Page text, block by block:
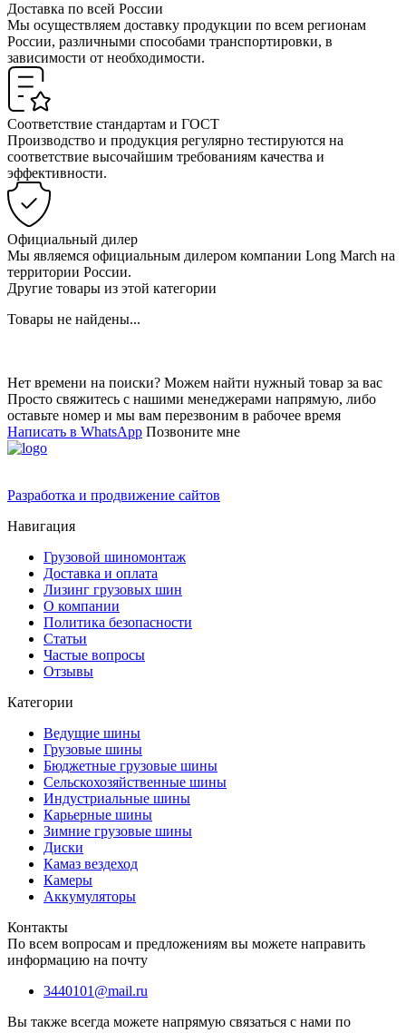
Доставка по всей России
Мы осуществляем доставку продукции по всем регионам
России, различными способами транспортировки, в
зависимости от необходимости.
Соответствие стандартам и ГОСТ
Производство и продукция регулярно тестируются на
соответствие высочайшим требованиям качества и
эффективности.
Официальный дилер
Мы являемся официальным дилером компании Long March на
территории России.
Другие товары из этой категории
Товары не найдены...
Нет времени на поиски? Можем найти нужный товар за вас
Просто свяжитесь с нашими менеджерами напрямую, либо
оставьте номер и мы вам перезвоним в рабочее время
Написать в WhatsApp Позвоните мне
Разработка и продвижение сайтов
Навигация
Грузовой шиномонтаж
Доставка и оплата
Лизинг грузовых шин
О компании
Политика безопасности
Статьи
Частые вопросы
Отзывы
Категории
Ведущие шины
Грузовые шины
Бюджетные грузовые шины
Сельскохозяйственные шины
Индустриальные шины
Карьерные шины
Зимние грузовые шины
Диски
Камаз вездеход
Камеры
Аккумуляторы
Контакты
По всем вопросам и предложениям вы можете направить
информацию на почту
3440101@mail.ru
Вы также всегда можете напрямую связаться с нами по